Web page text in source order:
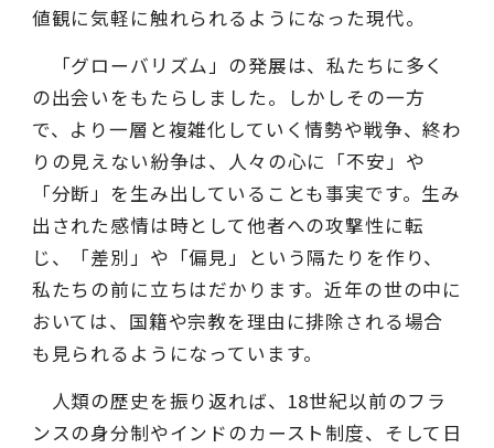
値観に気軽に触れられるようになった現代。
「グローバリズム」の発展は、私たちに多く
の出会いをもたらしました。しかしその一方
で、より一層と複雑化していく情勢や戦争、終わ
りの見えない紛争は、人々の心に「不安」や
「分断」を生み出していることも事実です。生み
出された感情は時として他者への攻撃性に転
じ、「差別」や「偏見」という隔たりを作り、
私たちの前に立ちはだかります。近年の世の中に
おいては、国籍や宗教を理由に排除される場合
も見られるようになっています。
人類の歴史を振り返れば、 18世紀以前のフラ
ンスの身分制やインドのカースト制度、そして日